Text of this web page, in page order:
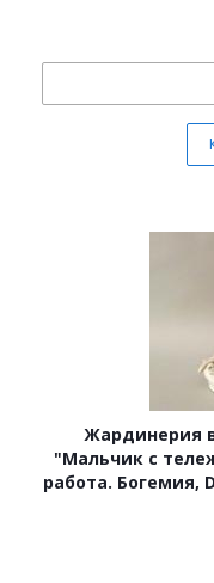
Жардинерия
"Мальчик с
работа. Богемия,